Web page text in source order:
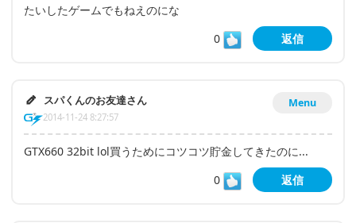
たいしたゲームでもねえのにな
0
返信
Menu
スパくんのお友達さん
2014-11-24 8:27:57
GTX660 32bit lol買うためにコツコツ貯金してきたのに...
0
返信